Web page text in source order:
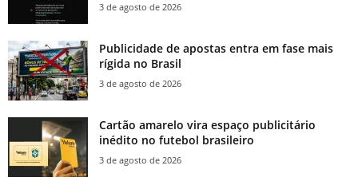
3 de agosto de 2026
Publicidade de apostas entra em fase mais
rígida no Brasil
3 de agosto de 2026
Cartão amarelo vira espaço publicitário
inédito no futebol brasileiro
3 de agosto de 2026